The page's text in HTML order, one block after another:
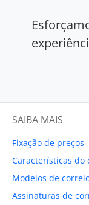
SAIBA MAIS
Fixação de preços
Características
Modelos de
Assinaturas de